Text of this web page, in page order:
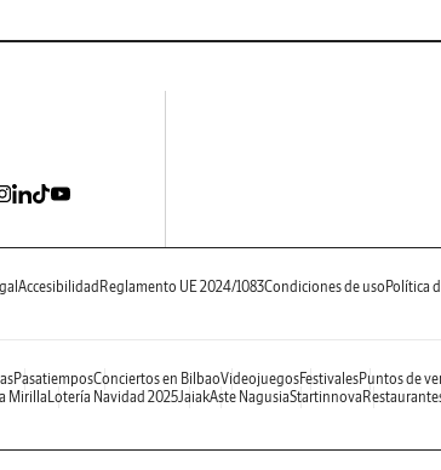
Accesibilidad Reglamento UE 2024/1083Condiciones de uso Política
PasatiemposConciertos en BilbaoVideojuegosFestivalesPuntos de
Mirilla Lotería Navidad 2025JaiakAste NagusiaStartinnova